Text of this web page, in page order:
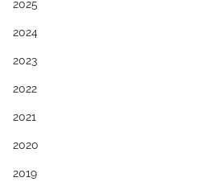
2025
2024
2023
2022
2021
2020
2019